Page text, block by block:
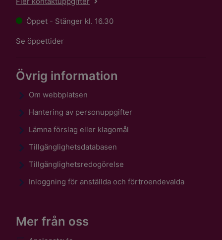
Öppet - Stänger kl. 16.30
Se öppettider
Övrig information
Om webbplatsen
Hantering av personuppgifter
Lämna förslag eller klagomål
Tillgänglighetsdatabasen
Tillgänglighetsredogörelse
Inloggning för anställda och förtroendevalda
Mer från oss